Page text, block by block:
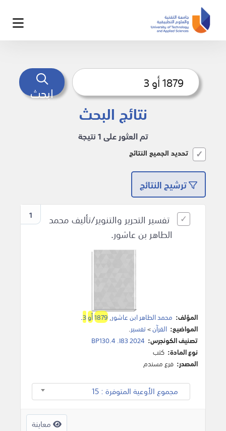
ابحث
نتائج البحث
تم العثور على 1 نتيجة
تحديد الجميع النتائج
ترشيح النتائج
1
تفسير التحرير والتنوير/تأليف محمد
الطاهر بن عاشور.
المؤلف: محمد الطاهر ابن عاشور,
1879أو3
.
المواضيع: القرآن>تفسير.
تصنيف الكونجرس: BP130.4 .I83 2024
نوع المادة: كتب
المصدر: فرع مسندم
مجموع الأوعية المتوفرة : 15
معاينة